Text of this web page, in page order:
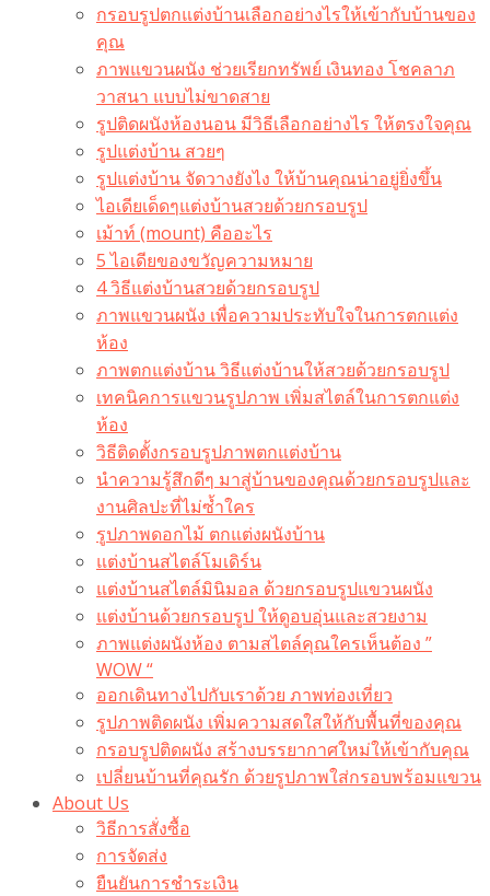
กรอบรูปตกแต่งบ้านเลือกอย่างไรให้เข้ากับบ้านของ
คุณ
ภาพแขวนผนัง ช่วยเรียกทรัพย์ เงินทอง โชคลาภ
วาสนา แบบไม่ขาดสาย
รูปติดผนังห้องนอน มีวิธีเลือกอย่างไร ให้ตรงใจคุณ
รูปแต่งบ้าน สวยๆ
รูปแต่งบ้าน จัดวางยังไง ให้บ้านคุณน่าอยู่ยิ่งขึ้น
ไอเดียเด็ดๆแต่งบ้านสวยด้วยกรอบรูป
เม้าท์ (mount) คืออะไร​
5 ไอเดียของขวัญความหมาย
4 วิธีแต่งบ้านสวยด้วยกรอบรูป
ภาพแขวนผนัง เพื่อความประทับใจในการตกแต่ง
ห้อง
ภาพตกแต่งบ้าน วิธีแต่งบ้านให้สวยด้วยกรอบรูป
เทคนิคการแขวนรูปภาพ เพิ่มสไตล์ในการตกแต่ง
ห้อง
วิธีติดตั้งกรอบรูปภาพตกแต่งบ้าน
นำความรู้สึกดีๆ มาสู่บ้านของคุณด้วยกรอบรูปและ
งานศิลปะที่ไม่ซ้ำใคร
รูปภาพดอกไม้ ตกแต่งผนังบ้าน
แต่งบ้านสไตล์โมเดิร์น
แต่งบ้านสไตล์มินิมอล ด้วยกรอบรูปแขวนผนัง
แต่งบ้านด้วยกรอบรูป ให้ดูอบอุ่นและสวยงาม
ภาพแต่งผนังห้อง ตามสไตล์คุณใครเห็นต้อง ”
WOW “
ออกเดินทางไปกับเราด้วย ภาพท่องเที่ยว
รูปภาพติดผนัง เพิ่มความสดใสให้กับพื้นที่ของคุณ
กรอบรูปติดผนัง สร้างบรรยากาศใหม่ให้เข้ากับคุณ
เปลี่ยนบ้านที่คุณรัก ด้วยรูปภาพใส่กรอบพร้อมแขวน​
About Us
วิธีการสั่งซื้อ
การจัดส่ง
ยืนยันการชำระเงิน